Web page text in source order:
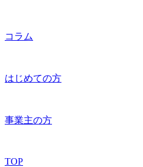
コラム
はじめての方
事業主の方
TOP